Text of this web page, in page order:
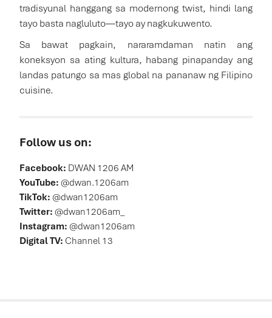
tradisyunal hanggang sa modernong twist, hindi lang
tayo basta nagluluto—tayo ay nagkukuwento.
Sa bawat pagkain, nararamdaman natin ang
koneksyon sa ating kultura, habang pinapanday ang
landas patungo sa mas global na pananaw ng Filipino
cuisine.
Follow us on:
Facebook: DWAN 1206 AM
YouTube: @dwan.1206am
TikTok: @dwan1206am
Twitter: @dwan1206am_
Instagram: @dwan1206am
Digital TV: Channel 13